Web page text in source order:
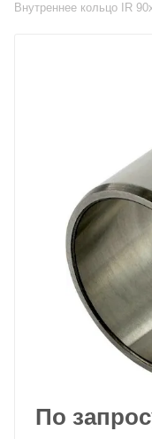
Внутреннее кольцо IR
По